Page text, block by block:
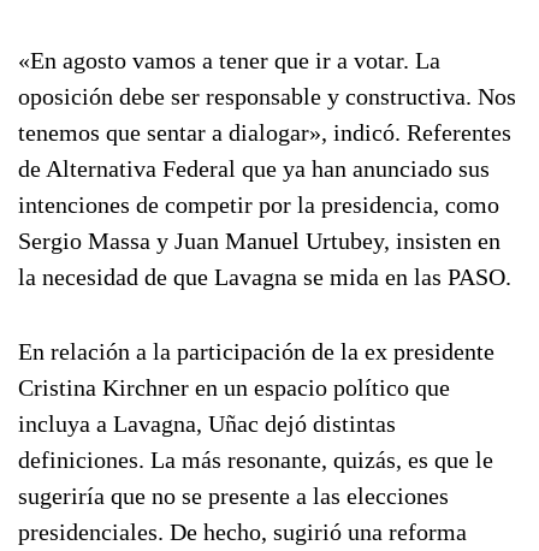
«En agosto vamos a tener que ir a votar. La
oposición debe ser responsable y constructiva. Nos
tenemos que sentar a dialogar», indicó. Referentes
de Alternativa Federal que ya han anunciado sus
intenciones de competir por la presidencia, como
Sergio Massa y Juan Manuel Urtubey, insisten en
la necesidad de que Lavagna se mida en las PASO.
En relación a la participación de la ex presidente
Cristina Kirchner en un espacio político que
incluya a Lavagna, Uñac dejó distintas
definiciones. La más resonante, quizás, es que le
sugeriría que no se presente a las elecciones
presidenciales. De hecho, sugirió una reforma